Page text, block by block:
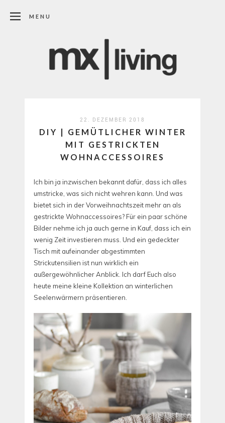
MENU
22. DEZEMBER 2018
DIY | GEMÜTLICHER WINTER
MIT GESTRICKTEN
WOHNACCESSOIRES
Ich bin ja inzwischen bekannt dafür, dass ich alles
umstricke, was sich nicht wehren kann. Und was
bietet sich in der Vorweihnachtszeit mehr an als
gestrickte Wohnaccessoires? Für ein paar schöne
Bilder nehme ich ja auch gerne in Kauf, dass ich ein
wenig Zeit investieren muss. Und ein gedeckter
Tisch mit aufeinander abgestimmten
Strickutensilien ist nun wirklich ein
außergewöhnlicher Anblick. Ich darf Euch also
heute meine kleine Kollektion an winterlichen
Seelenwärmern präsentieren.